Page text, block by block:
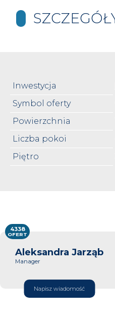
Inwestycja
Symbol oferty
Powierzchnia
Liczba pokoi
Piętro
Aleksandra Jarząb
Manager
Napisz wiadomość
4338
OFERT